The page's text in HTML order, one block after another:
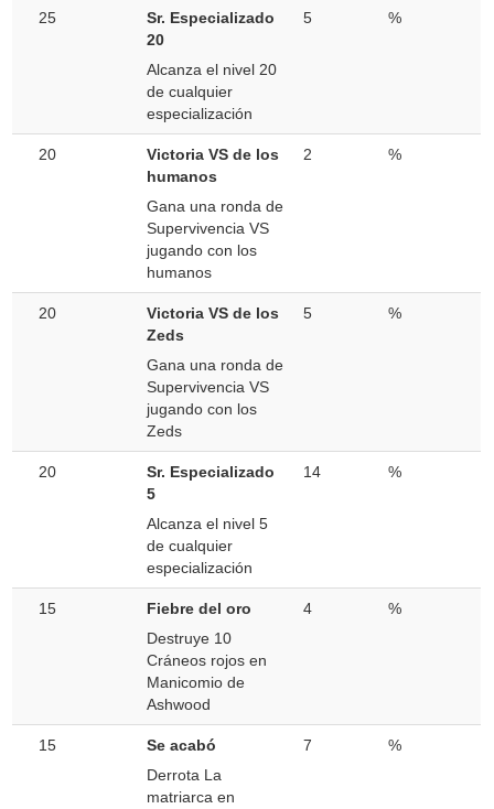
25
Sr. Especializado
20
Alcanza el nivel 20
de cualquier
especialización
5 %
20
Victoria VS de los
humanos
Gana una ronda de
Supervivencia VS
jugando con los
humanos
2 %
20
Victoria VS de los
Zeds
Gana una ronda de
Supervivencia VS
jugando con los
Zeds
5 %
20
Sr. Especializado
5
Alcanza el nivel 5
de cualquier
especialización
14 %
15
Fiebre del oro
Destruye 10
Cráneos rojos en
Manicomio de
Ashwood
4 %
15
Se acabó
Derrota La
matriarca en
7 %